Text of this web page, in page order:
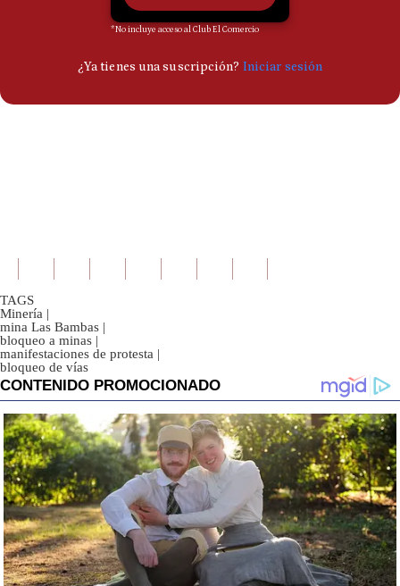
TAGS
Minería |
mina Las Bambas |
bloqueo a minas |
manifestaciones de protesta |
bloqueo de vías